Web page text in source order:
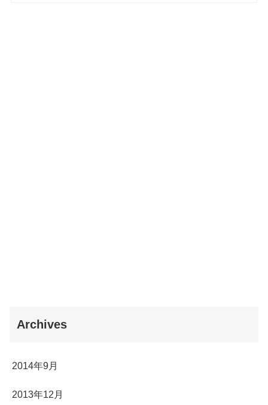
Archives
2014年9月
2013年12月